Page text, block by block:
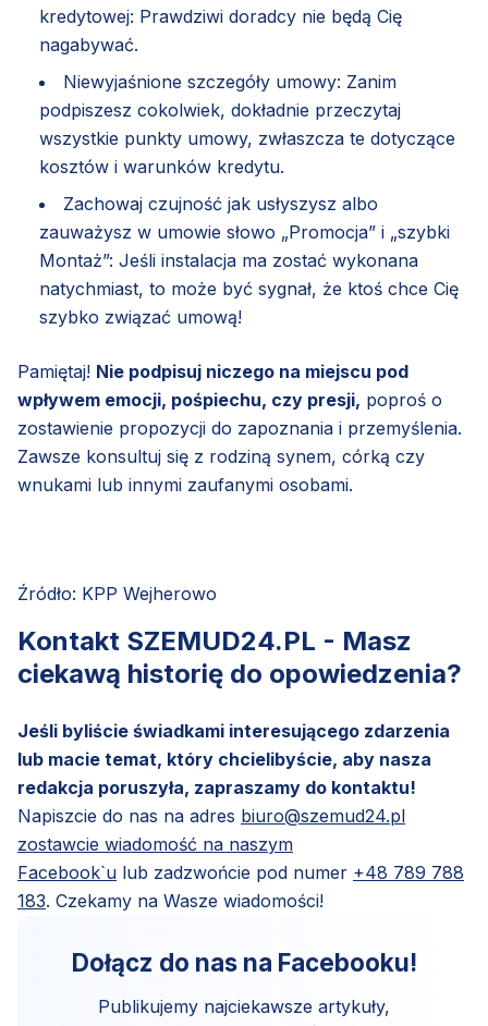
kredytowej: Prawdziwi doradcy nie będą Cię
nagabywać.
Niewyjaśnione szczegóły umowy: Zanim
podpiszesz cokolwiek, dokładnie przeczytaj
wszystkie punkty umowy, zwłaszcza te dotyczące
kosztów i warunków kredytu.
Zachowaj czujność jak usłyszysz albo
zauważysz w umowie słowo „Promocja” i „szybki
Montaż”: Jeśli instalacja ma zostać wykonana
natychmiast, to może być sygnał, że ktoś chce Cię
szybko związać umową!
Pamiętaj! Nie podpisuj niczego na miejscu pod
wpływem emocji, pośpiechu, czy presji, poproś o
zostawienie propozycji do zapoznania i przemyślenia.
Zawsze konsultuj się z rodziną synem, córką czy
wnukami lub innymi zaufanymi osobami.
Źródło: KPP Wejherowo
Kontakt SZEMUD24.PL - Masz
ciekawą historię do opowiedzenia?
Jeśli byliście świadkami interesującego zdarzenia
lub macie temat, który chcielibyście, aby nasza
redakcja poruszyła, zapraszamy do kontaktu!
Napiszcie do nas na adres biuro@szemud24.pl
zostawcie wiadomość na naszym
Facebook`u lub zadzwońcie pod numer +48 789 788
183. Czekamy na Wasze wiadomości!
Dołącz do nas na Facebooku!
Publikujemy najciekawsze artykuły,